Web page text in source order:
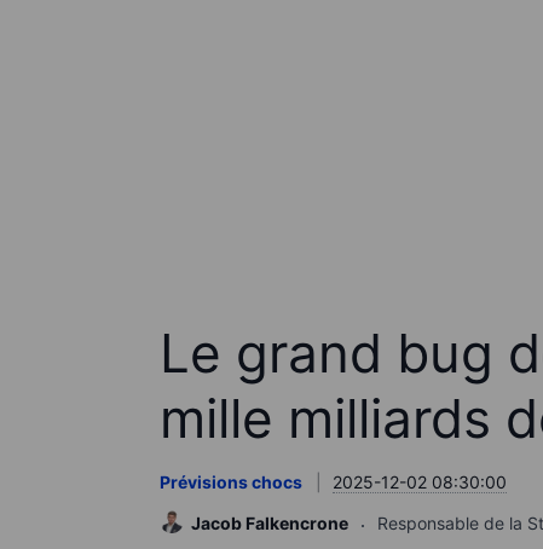
Le grand bug
mille milliards
Prévisions chocs
2025-12-02 08:30:00
Jacob Falkencrone
Responsable de la